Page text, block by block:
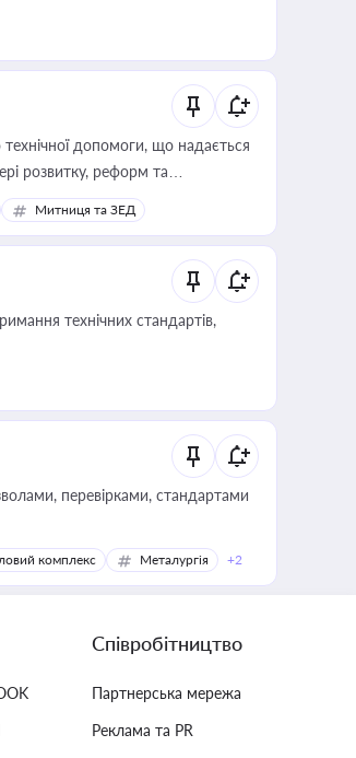
допомоги, що надається
розвитку, реформ та
Митниця та ЗЕД
технічних стандартів,
перевірками, стандартами
комплекс Металургія +2
Співробітництво
Партнерська мережа
Реклама та PR